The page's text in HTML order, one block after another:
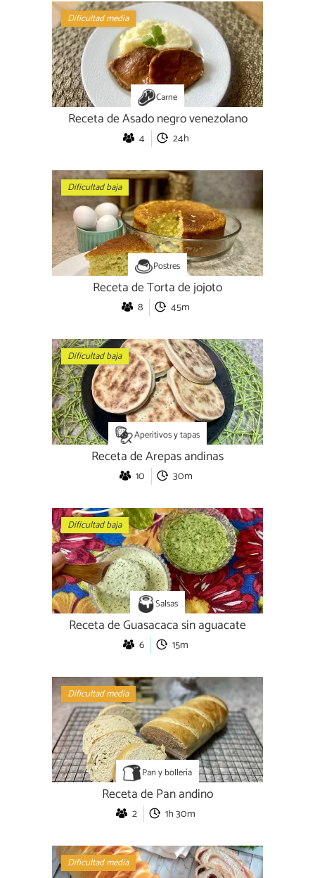
Dificultad media
Carne
Receta de Asado negro venezolano
4 24h
Dificultad baja
Postres
Receta de Torta de jojoto
8 45m
Dificultad baja
Aperitivos y tapas
Receta de Arepas andinas
10 30m
Dificultad baja
Salsas
Receta de Guasacaca sin aguacate
6 15m
Dificultad media
Pan y bollería
Receta de Pan andino
2 1h 30m
Dificultad media